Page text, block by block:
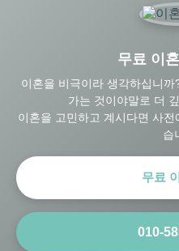
무료 이
이혼을 비극이라 생각하십니
가는 것이야말로 더
이혼을 고민하고 계시다면 사
습
무료
010-